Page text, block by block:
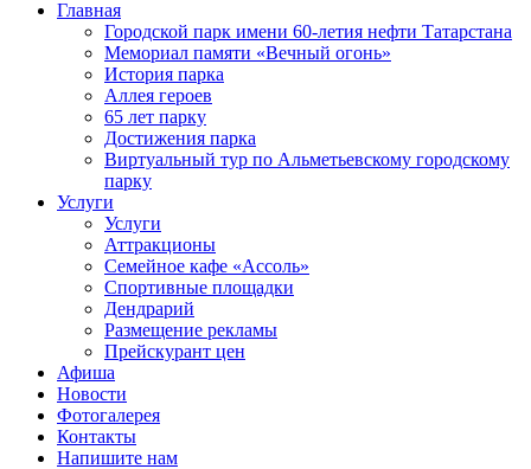
Главная
Городской парк имени 60-летия нефти Татарстана
Мемориал памяти «Вечный огонь»
История парка
Аллея героев
65 лет парку
Достижения парка
Виртуальный тур по Альметьевскому городскому
парку
Услуги
Услуги
Аттракционы
Семейное кафе «Ассоль»
Спортивные площадки
Дендрарий
Размещение рекламы
Прейскурант цен
Афиша
Новости
Фотогалерея
Контакты
Напишите нам